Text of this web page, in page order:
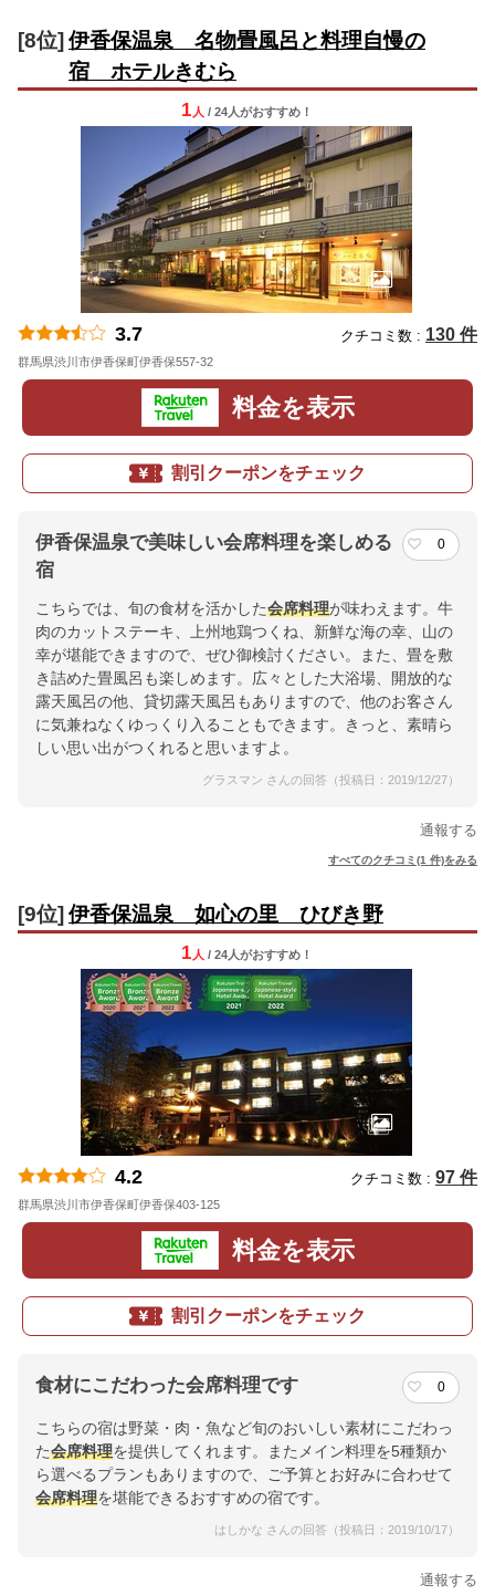
[8位] 伊香保温泉 名物畳風呂と料理自慢の
宿 ホテルきむら
1 人 / 24人がおすすめ！
3.7 クチコミ数 : 130 件
群馬県渋川市伊香保町伊香保557-32
料金を表示
割引クーポンをチェック
伊香保温泉で美味しい会席料理を楽しめる
宿
0
こちらでは、旬の食材を活かした会席料理が味わえます。牛
肉のカットステーキ、上州地鶏つくね、新鮮な海の幸、山の
幸が堪能できますので、ぜひ御検討ください。また、畳を敷
き詰めた畳風呂も楽しめます。広々とした大浴場、開放的な
露天風呂の他、貸切露天風呂もありますので、他のお客さん
に気兼ねなくゆっくり入ることもできます。きっと、素晴ら
しい思い出がつくれると思いますよ。
グラスマン さんの回答（投稿日：2019/12/27）
通報する
すべてのクチコミ(1 件)をみる
[9位] 伊香保温泉 如心の里 ひびき野
1 人 / 24人がおすすめ！
4.2 クチコミ数 : 97 件
群馬県渋川市伊香保町伊香保403-125
料金を表示
割引クーポンをチェック
食材にこだわった会席料理です 0
こちらの宿は野菜・肉・魚など旬のおいしい素材にこだわっ
た会席料理を提供してくれます。またメイン料理を5種類か
ら選べるプランもありますので、ご予算とお好みに合わせて
会席料理を堪能できるおすすめの宿です。
はしかな さんの回答（投稿日：2019/10/17）
通報する